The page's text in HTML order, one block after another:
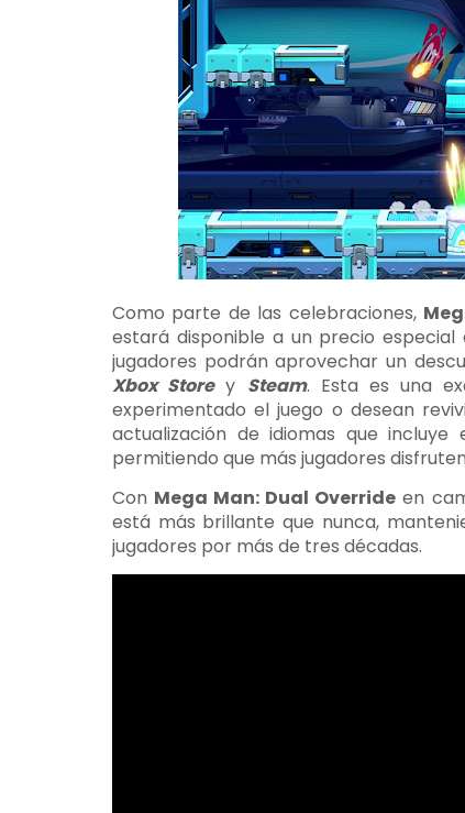
Como parte de las celebraciones,
estará disponible a un precio especial
jugadores podrán aprovechar un
Xbox Storey Steam. Esta es una
experimentado el juego o desean
actualización de idiomas que
permitiendo que más jugadores
Con Mega Man: Dual Override en
está más brillante que nunca,
jugadores por más de tres décadas.